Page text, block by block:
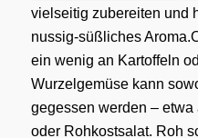
vielseitig zubereiten und
nussig-süßliches
ein wenig an Kartoffeln
Wurzelgemüse kann
gegessen werden –
oder Rohkostsalat. Roh